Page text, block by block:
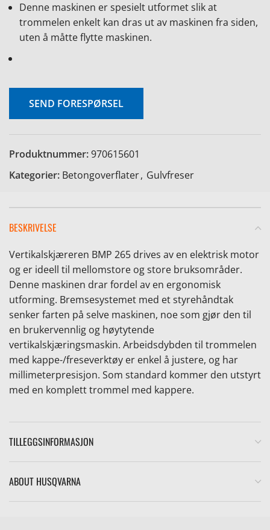
Denne maskinen er spesielt utformet slik at
trommelen enkelt kan dras ut av maskinen fra siden,
uten å måtte flytte maskinen.
SEND FORESPØRSEL
Produktnummer:970615601
Kategorier: Betongoverflater, Gulvfreser
BESKRIVELSE
Vertikalskjæreren BMP 265 drives av en elektrisk motor
og er ideell til mellomstore og store bruksområder.
Denne maskinen drar fordel av en ergonomisk
utforming. Bremsesystemet med et styrehåndtak
senker farten på selve maskinen, noe som gjør den til
en brukervennlig og høytytende
vertikalskjæringsmaskin. Arbeidsdybden til trommelen
med kappe-/freseverktøy er enkel å justere, og har
millimeterpresisjon. Som standard kommer den utstyrt
med en komplett trommel med kappere.
TILLEGGSINFORMASJON
ABOUT HUSQVARNA